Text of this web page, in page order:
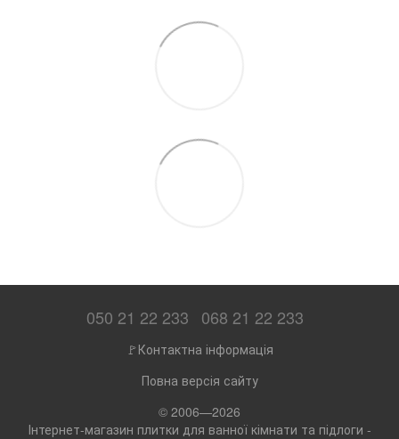
050 21 22 233 068 21 22 233
🚩Контактна інформація
Повна версія сайту
© 2006—2026
Інтернет-магазин плитки для ванної кімнати та підлоги -